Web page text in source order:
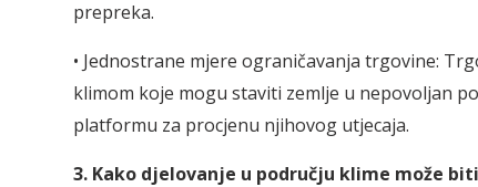
prepreka.
• Jednostrane mjere ograničavanja trgovine:
klimom koje mogu staviti zemlje u nepovoljan
platformu za procjenu njihovog utjecaja.
3. Kako djelovanje u području klime može